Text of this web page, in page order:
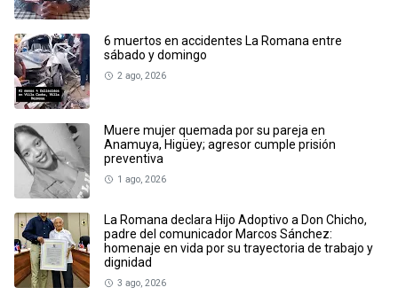
6 muertos en accidentes La Romana entre
sábado y domingo
2 ago, 2026
Muere mujer quemada por su pareja en
Anamuya, Higüey; agresor cumple prisión
preventiva
1 ago, 2026
La Romana declara Hijo Adoptivo a Don Chicho,
padre del comunicador Marcos Sánchez:
homenaje en vida por su trayectoria de trabajo y
dignidad
3 ago, 2026